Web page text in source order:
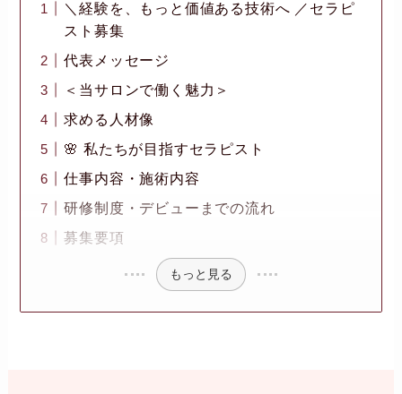
＼経験を、もっと価値ある技術へ ／セラピ
スト募集
代表メッセージ
＜当サロンで働く魅力＞
求める人材像
🌸 私たちが目指すセラピスト
仕事内容・施術内容
研修制度・デビューまでの流れ
募集要項
もっと見る